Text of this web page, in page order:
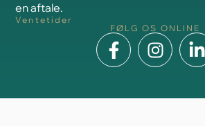
en aftale.
Ventetider
FØLG OS ONLINE